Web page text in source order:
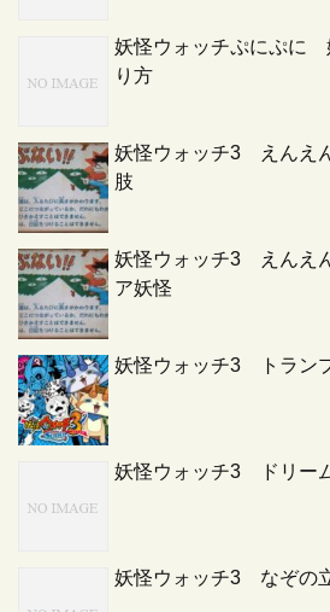
妖怪ウォッチぷにぷに
り方
妖怪ウォッチ3 えんえ
肢
妖怪ウォッチ3 えんえ
ア妖怪
妖怪ウォッチ3 トラン
妖怪ウォッチ3 ドリー
妖怪ウォッチ3 なぞの